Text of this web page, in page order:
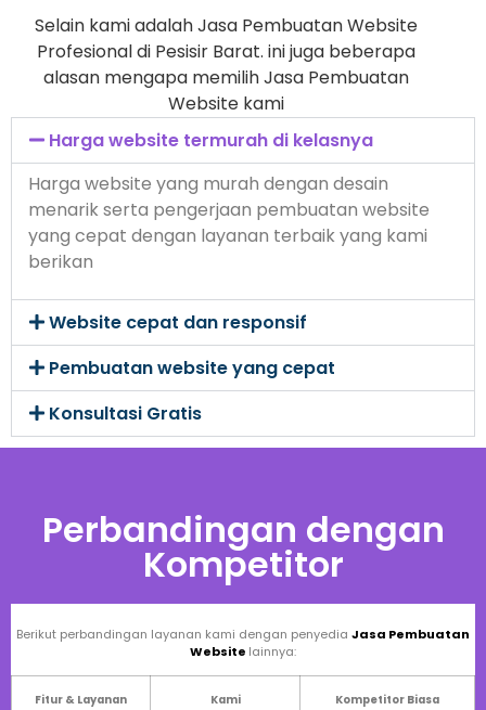
Selain kami adalah Jasa Pembuatan Website
Profesional di Pesisir Barat. ini juga beberapa
alasan mengapa memilih Jasa Pembuatan
Website kami
Harga website termurah di kelasnya
Harga website yang murah dengan desain
menarik serta pengerjaan pembuatan website
yang cepat dengan layanan terbaik yang kami
berikan
Website cepat dan responsif
Pembuatan website yang cepat
Konsultasi Gratis
Perbandingan dengan
Kompetitor
Berikut perbandingan layanan kami dengan penyedia Jasa Pembuatan
Website lainnya:
Fitur & Layanan Kami Kompetitor Biasa